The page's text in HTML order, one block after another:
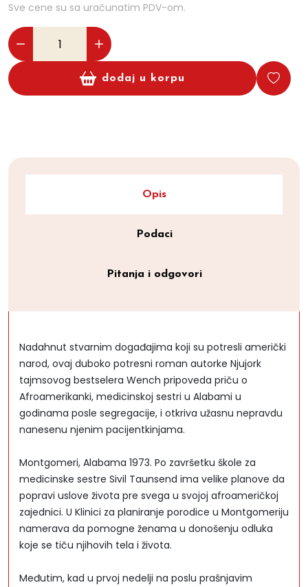
Sve cene su sa uračunatim PDV-om.
dodaj u korpu
Opis
Podaci
Pitanja i odgovori
Nadahnut stvarnim događajima koji su potresli američki
narod, ovaj duboko potresni roman autorke Njujork
tajmsovog bestselera Wench pripoveda priču o
Afroamerikanki, medicinskoj sestri u Alabami u
godinama posle segregacije, i otkriva užasnu nepravdu
nanesenu njenim pacijentkinjama.
Montgomeri, Alabama 1973. Po završetku škole za
medicinske sestre Sivil Taunsend ima velike planove da
popravi uslove života pre svega u svojoj afroameričkoj
zajednici. U Klinici za planiranje porodice u Montgomeriju
namerava da pomogne ženama u donošenju odluka
koje se tiču njihovih tela i života.
Međutim, kad u prvoj nedelji na poslu prašnjavim